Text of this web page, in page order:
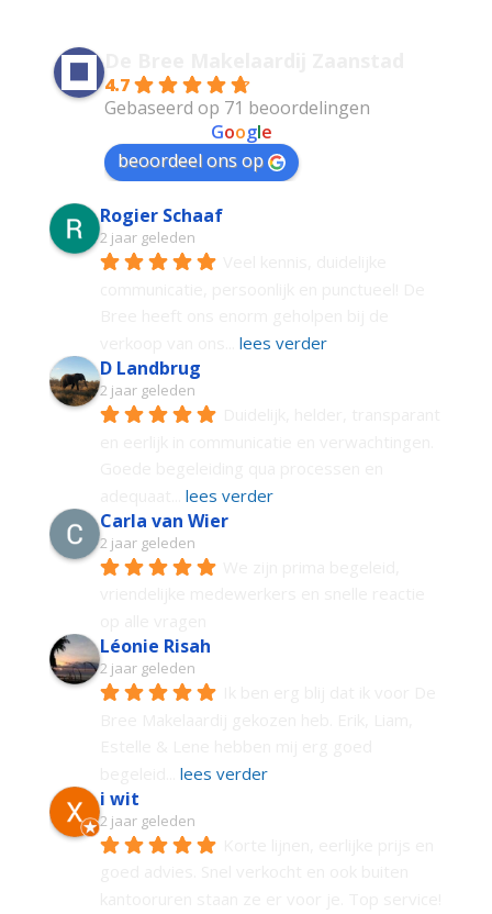
De Bree Makelaardij Zaanstad
4.7
Gebaseerd op 71 beoordelingen
Google
beoordeel ons op
Rogier Schaaf
2 jaar geleden
lees verder
D Landbrug
2 jaar geleden
lees verder
Carla van Wier
2 jaar geleden
Léonie Risah
2 jaar geleden
lees verder
i wit
2 jaar geleden